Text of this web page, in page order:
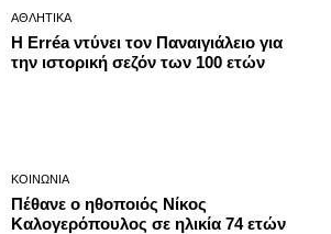
ΑΘΛΗΤΙΚΆ
Η Erréa ντύνει τον Παναιγιάλειο για
την ιστορική σεζόν των 100 ετών
ΚΟΙΝΩΝΊΑ
Πέθανε ο ηθοποιός Νίκος
Καλογερόπουλος σε ηλικία 74 ετών